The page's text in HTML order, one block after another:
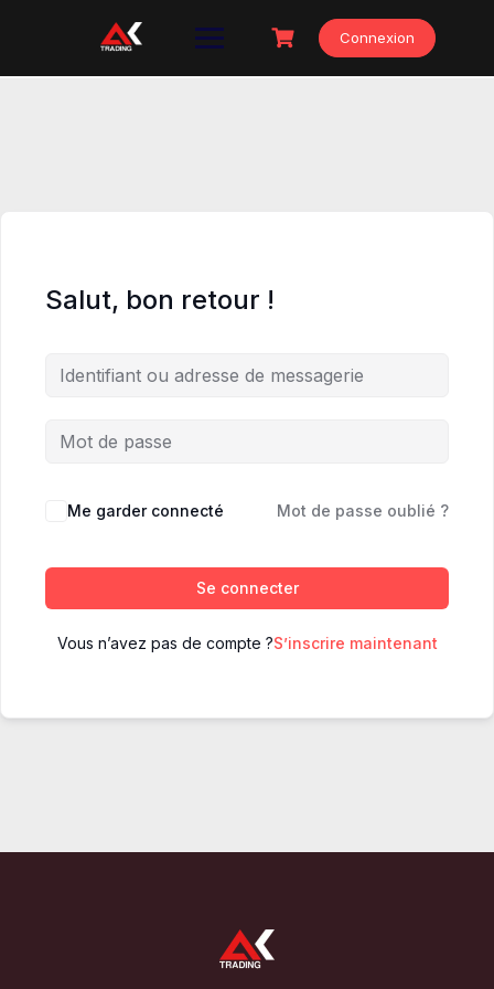
Connexion
Salut, bon retour !
Me garder connecté Mot de passe oublié ?
Se connecter
Vous n’avez pas de compte ?S’inscrire maintenant